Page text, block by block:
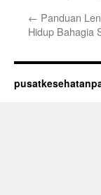
← Panduan
Hidup Bahagia